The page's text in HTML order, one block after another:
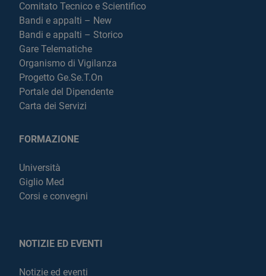
Comitato Tecnico e Scientifico
Bandi e appalti – New
Bandi e appalti – Storico
Gare Telematiche
Organismo di Vigilanza
Progetto Ge.Se.T.On
Portale del Dipendente
Carta dei Servizi
FORMAZIONE
Università
Giglio Med
Corsi e convegni
NOTIZIE ED EVENTI
Notizie ed eventi